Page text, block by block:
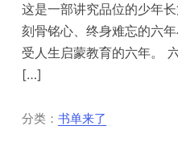
这是一部讲究品位的少年
刻骨铭心、终身难忘的六
受人生启蒙教育的六年。
[…]
分类：书单来了